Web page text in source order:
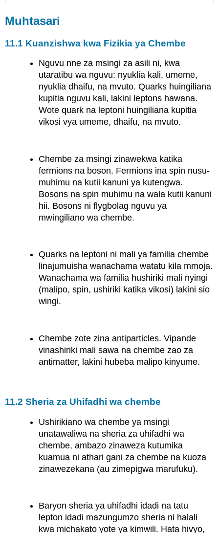
Muhtasari
11.1 Kuanzishwa kwa Fizikia ya Chembe
Nguvu nne za msingi za asili ni, kwa
utaratibu wa nguvu: nyuklia kali, umeme,
nyuklia dhaifu, na mvuto. Quarks huingiliana
kupitia nguvu kali, lakini leptons hawana.
Wote quark na leptoni huingiliana kupitia
vikosi vya umeme, dhaifu, na mvuto.
Chembe za msingi zinawekwa katika
fermions na boson. Fermions ina spin nusu-
muhimu na kutii kanuni ya kutengwa.
Bosons na spin muhimu na wala kutii kanuni
hii. Bosons ni flygbolag nguvu ya
mwingiliano wa chembe.
Quarks na leptoni ni mali ya familia chembe
linajumuisha wanachama watatu kila mmoja.
Wanachama wa familia hushiriki mali nyingi
(malipo, spin, ushiriki katika vikosi) lakini sio
wingi.
Chembe zote zina antiparticles. Vipande
vinashiriki mali sawa na chembe zao za
antimatter, lakini hubeba malipo kinyume.
11.2 Sheria za Uhifadhi wa chembe
Ushirikiano wa chembe ya msingi
unatawaliwa na sheria za uhifadhi wa
chembe, ambazo zinaweza kutumika
kuamua ni athari gani za chembe na kuoza
zinawezekana (au zimepigwa marufuku).
Baryon sheria ya uhifadhi idadi na tatu
lepton idadi mazungumzo sheria ni halali
kwa michakato yote ya kimwili. Hata hivyo,